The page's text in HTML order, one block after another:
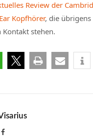
Review der
Kopfhörer, die
stehen.
Facebook